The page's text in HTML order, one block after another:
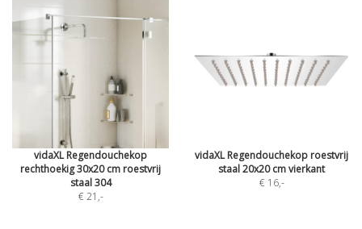
vidaXL Regendouchekop
rechthoekig 30x20 cm roestvrij
staal 304
€ 21 ,-
vidaXL Regendouchekop roestvrij
staal 20x20 cm vierkant
€ 16,-